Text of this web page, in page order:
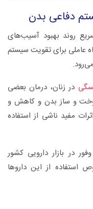
دفاعی بدن
روند بهبود آسیب‌های
عاملی برای تقویت سیستم
در زنان، درمان بعضی
و ساز بدن و کاهش و
مفید ناشی از استفاده
در بازار دارویی کشور
استفاده از این داروها